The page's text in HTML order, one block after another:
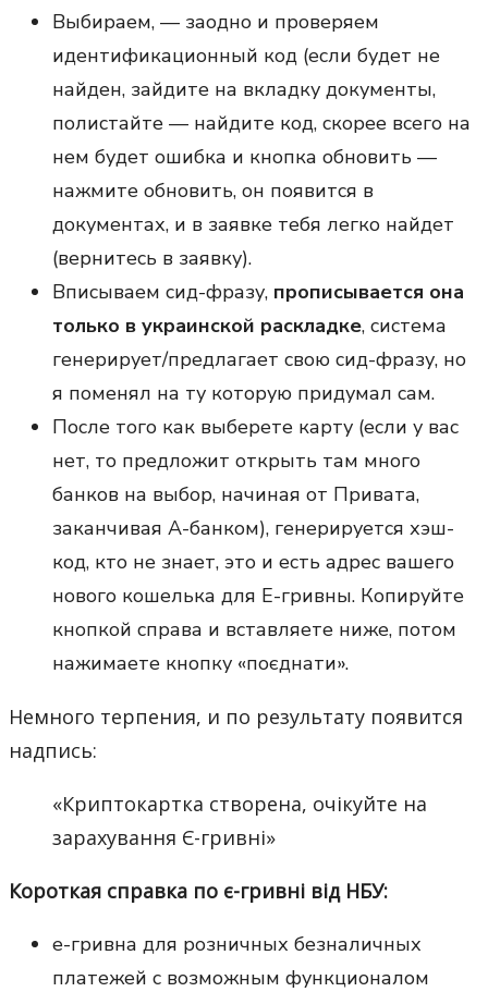
Выбираем, — заодно и проверяем
идентификационный код (если будет не
найден, зайдите на вкладку документы,
полистайте — найдите код, скорее всего на
нем будет ошибка и кнопка обновить —
нажмите обновить, он появится в
документах, и в заявке тебя легко найдет
(вернитесь в заявку).
Вписываем сид-фразу, прописывается она
только в украинской раскладке, система
генерирует/предлагает свою сид-фразу, но
я поменял на ту которую придумал сам.
После того как выберете карту (если у вас
нет, то предложит открыть там много
банков на выбор, начиная от Привата,
заканчивая А-банком), генерируется хэш-
код, кто не знает, это и есть адрес вашего
нового кошелька для E-гривны. Копируйте
кнопкой справа и вставляете ниже, потом
нажимаете кнопку «поєднати».
Немного терпения, и по результату появится
надпись:
«Криптокартка створена, очікуйте на
зарахування Є-гривні»
Короткая справка по є-гривні від НБУ:
е-гривна для розничных безналичных
платежей с возможным функционалом